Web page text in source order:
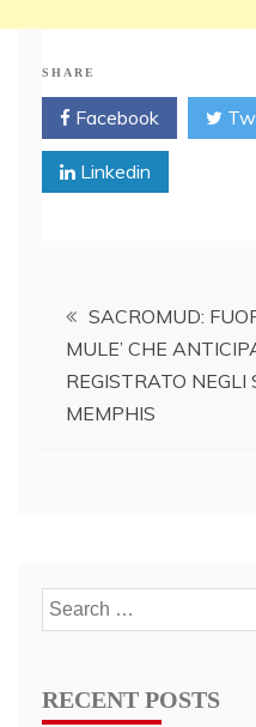
SHARE
Facebook
Linkedin
Post
navigation
SACROMUD:
MULE’ CHE
REGISTRATO NEGLI
MEMPHIS
Search
for:
RECENT POSTS